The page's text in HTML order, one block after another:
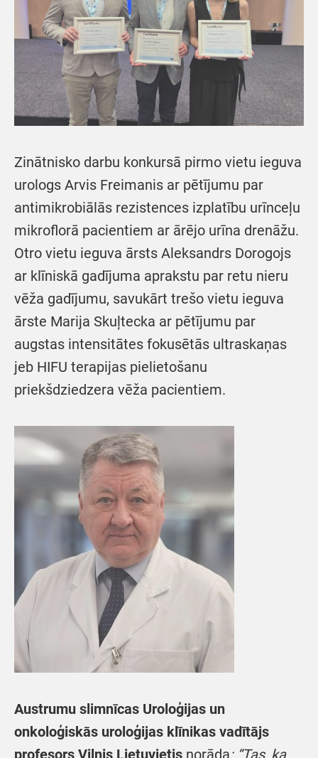
Zinātnisko darbu konkursā pirmo vietu ieguva
urologs Arvis Freimanis ar pētījumu par
antimikrobiālās rezistences izplatību urīnceļu
mikroflorā pacientiem ar ārējo urīna drenāžu.
Otro vietu ieguva ārsts Aleksandrs Dorogojs
ar klīniskā gadījuma aprakstu par retu nieru
vēža gadījumu, savukārt trešo vietu ieguva
ārste Marija Skuļtecka ar pētījumu par
augstas intensitātes fokusētās ultraskaņas
jeb HIFU terapijas pielietošanu
priekšdziedzera vēža pacientiem.
Austrumu slimnīcas Uroloģijas un
onkoloģiskās uroloģijas klīnikas vadītājs
profesors Vilnis Lietuvietis norāda: “Tas, ka